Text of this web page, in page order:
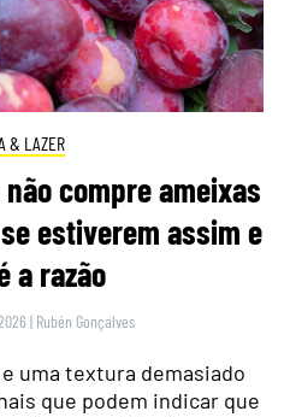
& LAZER
compre ameixas
estiverem assim e
a razão
| Rubén Gonçalves
uma textura demasiado
que podem indicar que